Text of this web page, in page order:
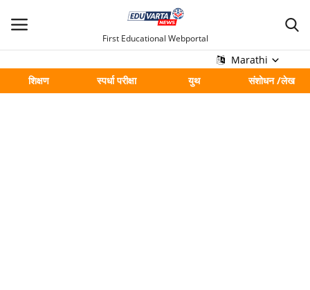
First Educational Webportal
Marathi
शिक्षण
स्पर्धा परीक्षा युथ संशोधन /लेख
मुख्य